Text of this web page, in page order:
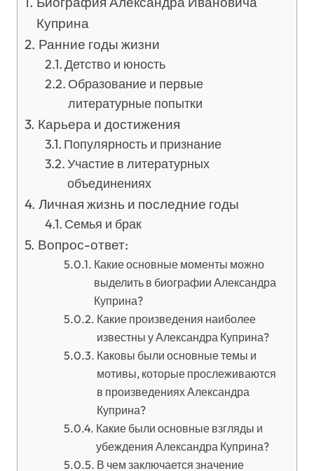
Куприна
Ранние годы жизни
Детство и юность
Образование и первые
литературные попытки
Карьера и достижения
Популярность и признание
Участие в литературных
объединениях
Личная жизнь и последние годы
Семья и брак
Вопрос-ответ:
Какие основные моменты можно
выделить в биографии Александра
Куприна?
Какие произведения наиболее
известны у Александра Куприна?
Каковы были основные темы и
мотивы, которые прослеживаются
в произведениях Александра
Куприна?
Какие были основные взгляды и
убеждения Александра Куприна?
В чем заключается значение